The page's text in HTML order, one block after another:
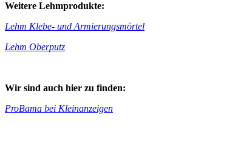
Weitere Lehmprodukte:
Lehm Klebe- und Armierungsmörtel
Lehm Oberputz
Wir sind auch hier zu finden:
ProBama bei Kleinanzeigen